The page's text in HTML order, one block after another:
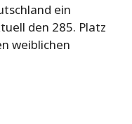
ein
den 285. Platz
weiblichen